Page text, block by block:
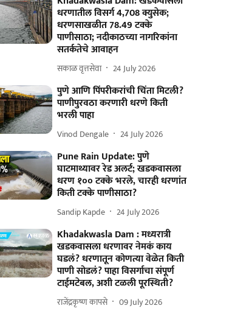
धरणातील विसर्ग 4,708 क्युसेक;
धरणसाखळीत 78.49 टक्के
पाणीसाठा; नदीकाठच्या नागरिकांना
सतर्कतेचे आवाहन
सकाळ वृत्तसेवा 24 July 2026
पुणे आणि पिंपरीकरांची चिंता मिटली?
पाणीपुरवठा करणारी धरणे किती
भरली पाहा
Vinod Dengale 24 July 2026
Pune Rain Update: पुणे
घाटमाथ्यावर रेड अलर्ट; खडकवासला
धरण १०० टक्के भरले, चारही धरणांत
किती टक्के पाणीसाठा?
Sandip Kapde 24 July 2026
Khadakwasla Dam : मध्यरात्री
खडकवासला धरणावर नेमकं काय
घडलं? धरणातून कोणत्या वेळेत किती
पाणी सोडलं? पाहा विसर्गाचा संपूर्ण
टाईमटेबल, अशी टळली पूरस्थिती?
राजेंद्रकृष्ण कापसे 09 July 2026